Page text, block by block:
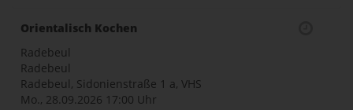
Orientalisch Kochen
Radebeul
Radebeul
Radebeul, Sidonienstraße 1 a, VHS
Mo., 28.09.2026 17:00 Uhr